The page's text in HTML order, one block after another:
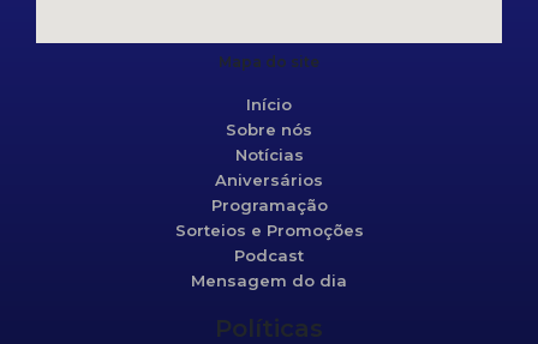
Mapa do site
Início
Sobre nós
Notícias
Aniversários
Programação
Sorteios e Promoções
Podcast
Mensagem do dia
Políticas